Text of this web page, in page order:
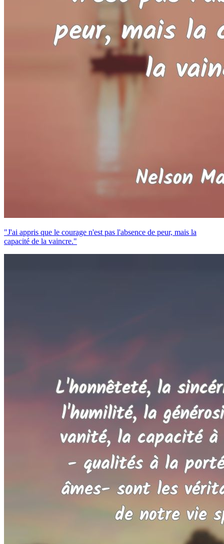
"J'ai appris que le courage n'est pas l'absence de peur, mais la
capacité de la vaincre."